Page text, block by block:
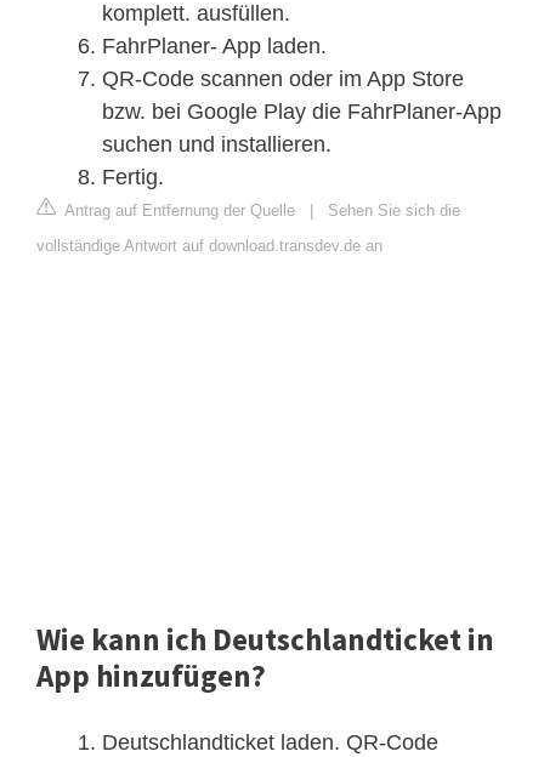
komplett. ausfüllen.
FahrPlaner- App laden.
QR-Code scannen oder im App Store
bzw. bei Google Play die FahrPlaner-App
suchen und installieren.
Fertig.
Antrag auf Entfernung der Quelle
Sehen Sie sich die
vollständige Antwort auf download.transdev.de an
Wie kann ich Deutschlandticket in
App hinzufügen?
Deutschlandticket laden. QR-Code